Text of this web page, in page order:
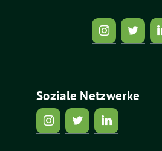
Soziale Netzwerke